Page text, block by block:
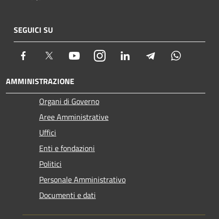
SEGUICI SU
Facebook Twitter YoutubeInstagram LinkedIn Telegram
AMMINISTRAZIONE
Organi di Governo
Aree Amministrative
Uffici
Enti e fondazioni
Politici
Personale Amministrativo
Documenti e dati